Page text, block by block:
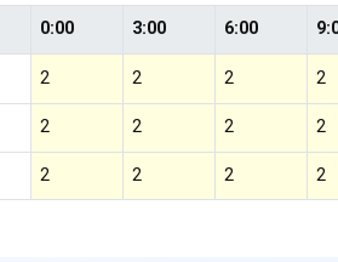
0:00 3:00 6:00
2 2 2 2
2 2 2 2
2 2 2 2